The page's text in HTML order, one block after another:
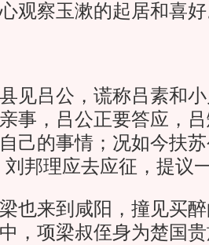
观察玉漱的起居和喜
吕公，谎称吕素和小
事，吕公正要答应，
己的事情；况如今扶
刘邦理应去应征，提议
来到咸阳，撞见买醉
，项梁叔侄身为楚国